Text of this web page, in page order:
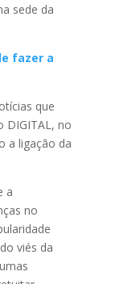
sede da
fazer a
que
DIGITAL, no
a ligação da
a
no
viés da